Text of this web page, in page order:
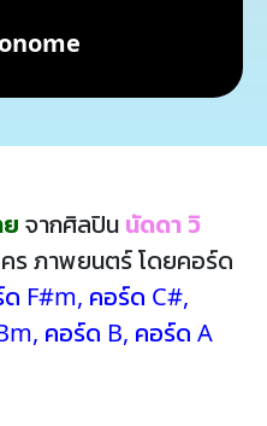
จากศิลปิน นัดดา วิ
คร ภาพยนตร์ โดยคอร์ด
F#m, คอร์ด C#,
, คอร์ด B, คอร์ด A